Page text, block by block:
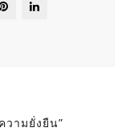
วามยั่งยืน”